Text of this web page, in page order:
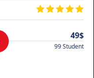
49$
99 Student